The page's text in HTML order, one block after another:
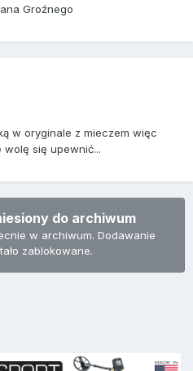
Groźnego
w oryginale z mieczem więc
się upewnić...
do archiwum
w archiwum. Dodawanie
zablokowane.